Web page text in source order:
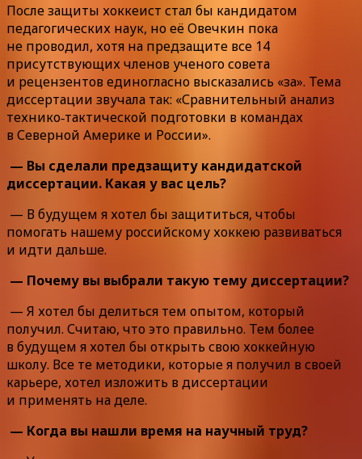
После защиты хоккеист стал бы кандидатом
педагогических наук, но её Овечкин пока
не проводил, хотя на предзащите все 14
присутствующих членов ученого совета
и рецензентов единогласно высказались «за». Тема
диссертации звучала так: «Сравнительный анализ
технико‑тактической подготовки в командах
в Северной Америке и России».
— Вы сделали предзащиту кандидатской
диссертации. Какая у вас цель?
— В будущем я хотел бы защититься, чтобы
помогать нашему российскому хоккею развиваться
и идти дальше.
— Почему вы выбрали такую тему диссертации?
— Я хотел бы делиться тем опытом, который
получил. Считаю, что это правильно. Тем более
в будущем я хотел бы открыть свою хоккейную
школу. Все те методики, которые я получил в своей
карьере, хотел изложить в диссертации
и применять на деле.
— Когда вы нашли время на научный труд?